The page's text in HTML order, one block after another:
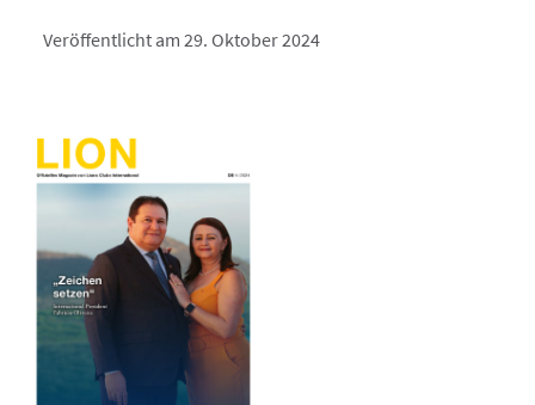
Veröffentlicht am 29. Oktober 2024